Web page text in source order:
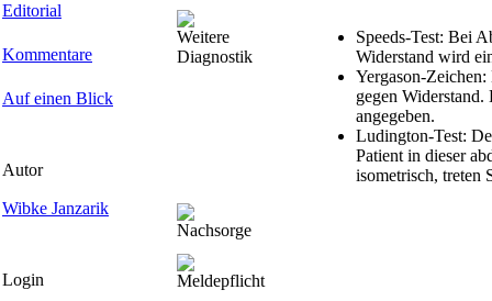
Editorial
Kommentare
Auf einen Blick
Autor
Wibke Janzarik
Login
Weitere
Diagnostik
Speeds-Test: Bei
Widerstand wird
Yergason-
gegen
angegeben.
Ludington-Test:
Patient in dieser
isometrisch, treten
Nachsorge
Meldepflicht